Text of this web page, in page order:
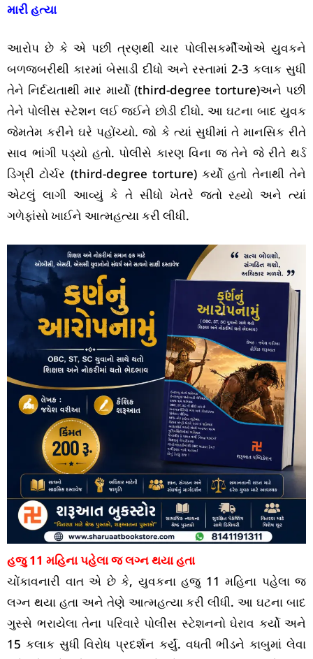
મારી હત્યા
આરોપ છે કે એ પછી ત્રણથી ચાર પોલીસકર્મીઓએ યુવકને
બળજબરીથી કારમાં બેસાડી દીધો અને રસ્તામાં 2-3 કલાક સુધી
તેને નિર્દયતાથી માર માર્યો (third-degree torture)અને પછી
તેને પોલીસ સ્ટેશન લઈ જઈને છોડી દીધો. આ ઘટના બાદ યુવક
જેમતેમ કરીને ઘરે પહોંચ્યો. જો કે ત્યાં સુધીમાં તે માનસિક રીતે
સાવ ભાંગી પડ્યો હતો. પોલીસે કારણ વિના જ તેને જે રીતે થર્ડ
ડિગ્રી ટોર્ચર (third-degree torture) કર્યો હતો તેનાથી તેને
એટલું લાગી આવ્યું કે તે સીધો ખેતરે જતો રહ્યો અને ત્યાં
ગળેફાંસો ખાઈને આત્મહત્યા કરી લીધી.
હજુ 11 મહિના પહેલા જ લગ્ન થયા હતા
ચોંકાવનારી વાત એ છે કે, યુવકના હજુ 11 મહિના પહેલા જ
લગ્ન થયા હતા અને તેણે આત્મહત્યા કરી લીધી. આ ઘટના બાદ
ગુસ્સે ભરાયેલા તેના પરિવારે પોલીસ સ્ટેશનનો ઘેરાવ કર્યો અને
15 કલાક સુધી વિરોધ પ્રદર્શન કર્યું. વધતી ભીડને કાબુમાં લેવા